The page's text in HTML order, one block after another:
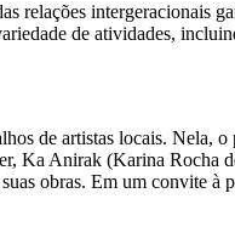
relações intergeracionais
de atividades,
de artistas locais. Nela,
Ka Anirak (Karina
obras. Em um convite à